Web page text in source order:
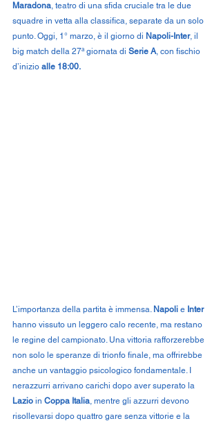
Maradona, teatro di una sfida cruciale tra le due
squadre in vetta alla classifica, separate da un solo
punto. Oggi, 1° marzo, è il giorno di Napoli-Inter, il
big match della 27ª giornata di Serie A, con fischio
d’inizio alle 18:00.
L’importanza della partita è immensa. Napoli e Inter
hanno vissuto un leggero calo recente, ma restano
le regine del campionato. Una vittoria rafforzerebbe
non solo le speranze di trionfo finale, ma offrirebbe
anche un vantaggio psicologico fondamentale. I
nerazzurri arrivano carichi dopo aver superato la
Lazio in Coppa Italia, mentre gli azzurri devono
risollevarsi dopo quattro gare senza vittorie e la